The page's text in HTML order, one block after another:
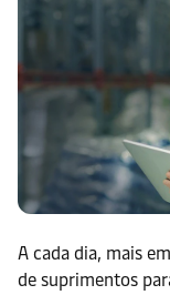
A cada dia, mais
de suprimentos